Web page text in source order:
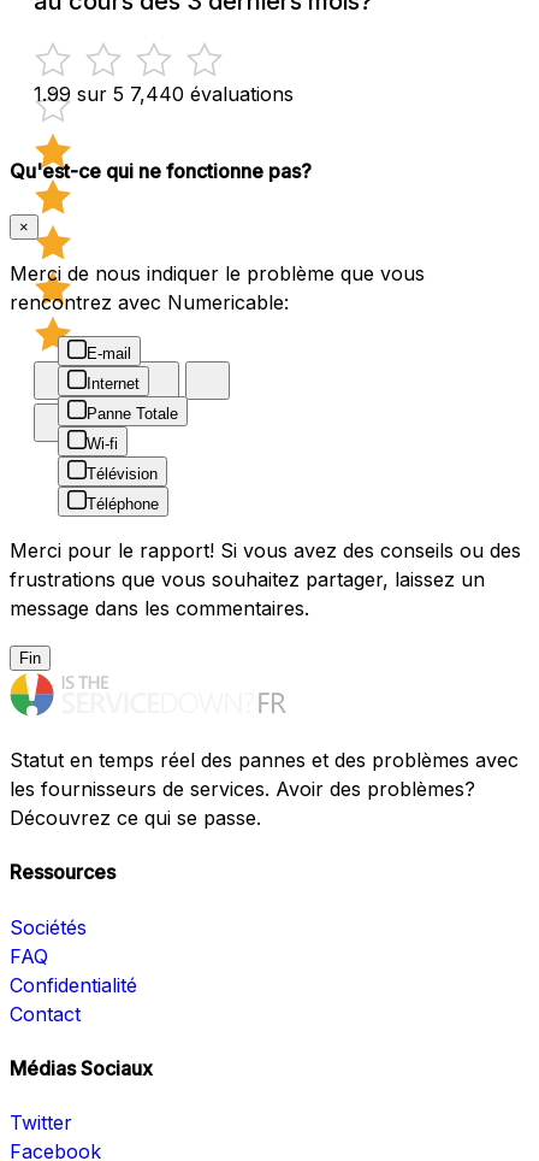
1.99 sur 5 7,440 évaluations
Qu'est-ce qui ne fonctionne pas?
×
Merci de nous indiquer le problème que vous
rencontrez avec Numericable:
E-mail
Internet
Panne Totale
Wi-fi
Télévision
Téléphone
Merci pour le rapport! Si vous avez des conseils ou des
frustrations que vous souhaitez partager, laissez un
message dans les commentaires.
Fin
Statut en temps réel des pannes et des problèmes avec
les fournisseurs de services. Avoir des problèmes?
Découvrez ce qui se passe.
Ressources
Sociétés
FAQ
Confidentialité
Contact
Médias Sociaux
Twitter
Facebook